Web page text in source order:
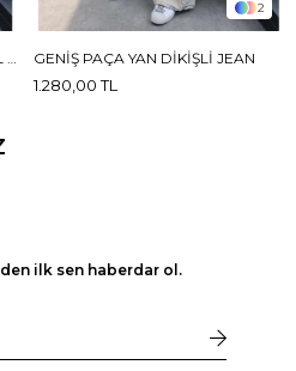
2
GENIŞ PAÇA YAN DIKIŞLI JEAN
1.280,00 TL
ilk sen haberdar ol.